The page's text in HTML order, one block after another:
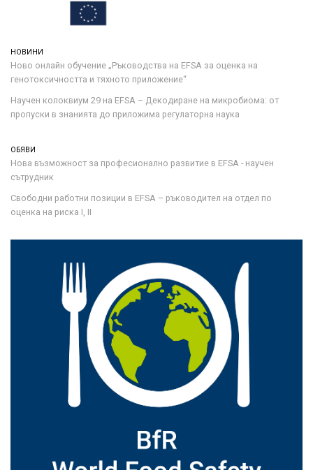
НОВИНИ
Ново онлайн обучение „Ръководства на ЕFSA за оценка на
генотоксичността и тяхното приложение“
Научен колоквиум 29 на EFSA – Декодиране на микробиома: от
пропуски в знанията до приложима регулаторна наука
ОБЯВИ
Нова възможност за професионално развитие в EFSA - научен
сътрудник
Свободни работни позиции в EFSA – ръководител на отдел по
оценка на риска I, II